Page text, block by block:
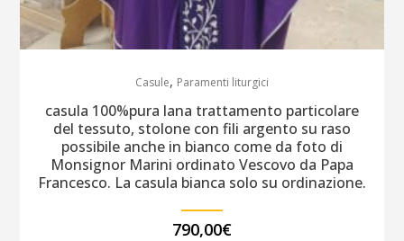
Casule, Paramenti liturgici
casula 100%pura lana trattamento particolare
del tessuto, stolone con fili argento su raso
possibile anche in bianco come da foto di
Monsignor Marini ordinato Vescovo da Papa
Francesco. La casula bianca solo su ordinazione.
790,00€